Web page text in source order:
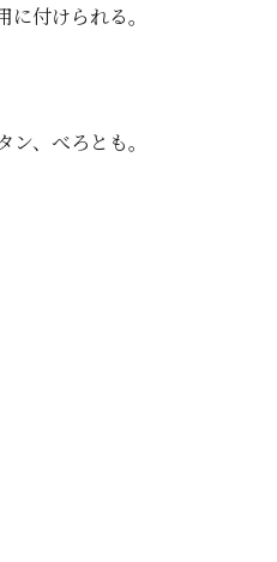
付けられる。
ン、べろとも。